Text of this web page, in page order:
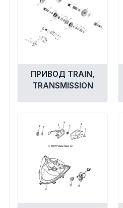
ПРИВОД TRAIN,
TRANSMISSION